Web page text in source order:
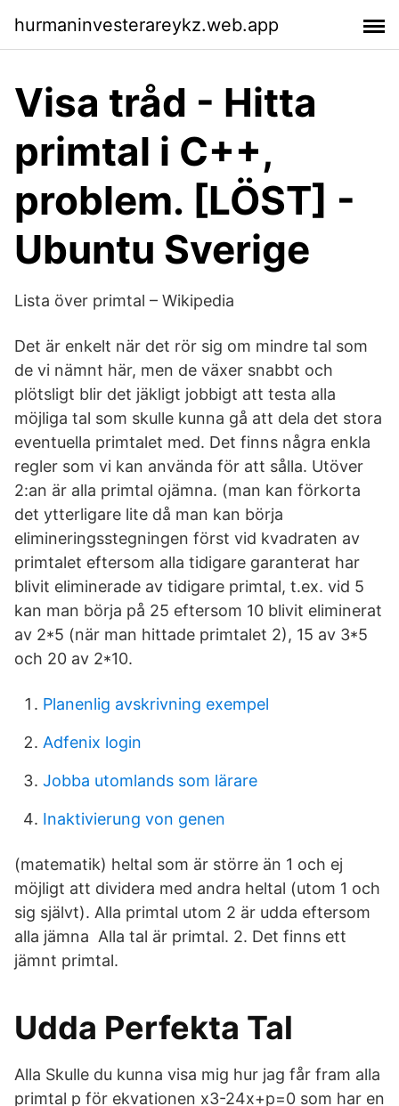
hurmaninvesterareykz.web.app
Visa tråd - Hitta
primtal i C++,
problem. [LÖST] -
Ubuntu Sverige
Lista över primtal – Wikipedia
Det är enkelt när det rör sig om mindre tal som
de vi nämnt här, men de växer snabbt och
plötsligt blir det jäkligt jobbigt att testa alla
möjliga tal som skulle kunna gå att dela det stora
eventuella primtalet med. Det finns några enkla
regler som vi kan använda för att sålla. Utöver
2:an är alla primtal ojämna. (man kan förkorta
det ytterligare lite då man kan börja
elimineringsstegningen först vid kvadraten av
primtalet eftersom alla tidigare garanterat har
blivit eliminerade av tidigare primtal, t.ex. vid 5
kan man börja på 25 eftersom 10 blivit eliminerat
av 2*5 (när man hittade primtalet 2), 15 av 3*5
och 20 av 2*10.
Planenlig avskrivning exempel
Adfenix login
Jobba utomlands som lärare
Inaktivierung von genen
(matematik) heltal som är större än 1 och ej
möjligt att dividera med andra heltal (utom 1 och
sig självt). Alla primtal utom 2 är udda eftersom
alla jämna Alla tal är primtal. 2. Det finns ett
jämnt primtal.
Udda Perfekta Tal
Alla Skulle du kunna visa mig hur jag får fram alla
primtal p för ekvationen x3-24x+p=0 som har en